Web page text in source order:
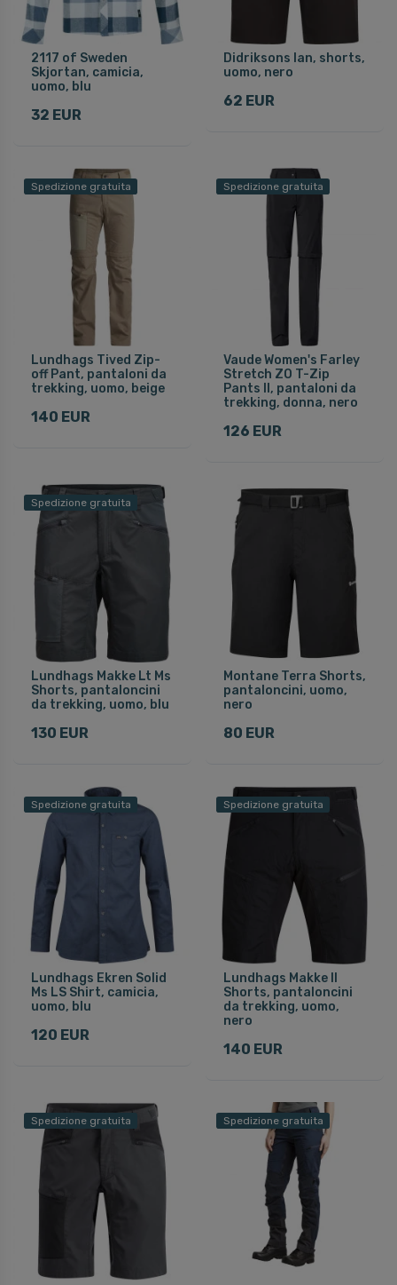
2117 of Sweden
Skjortan, camicia,
uomo, blu
32 EUR
Didriksons Ian, shorts,
uomo, nero
62 EUR
Spedizione gratuita
Lundhags Tived Zip-
off Pant, pantaloni da
trekking, uomo, beige
140 EUR
Spedizione gratuita
Vaude Women's Farley
Stretch ZO T-Zip
Pants II, pantaloni da
trekking, donna, nero
126 EUR
Spedizione gratuita
Lundhags Makke Lt Ms
Shorts, pantaloncini
da trekking, uomo, blu
130 EUR
Montane Terra Shorts,
pantaloncini, uomo,
nero
80 EUR
Spedizione gratuita
Lundhags Ekren Solid
Ms LS Shirt, camicia,
uomo, blu
120 EUR
Spedizione gratuita
Lundhags Makke II
Shorts, pantaloncini
da trekking, uomo,
nero
140 EUR
Spedizione gratuita Spedizione gratuita